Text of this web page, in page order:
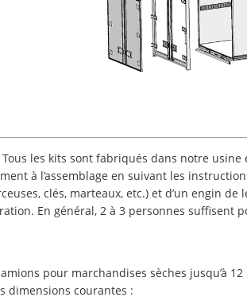
les kits sont fabriqués dans notre usine
à l’assemblage en suivant les
clés, marteaux, etc.) et d’un engin
En général, 2 à 3 personnes suffisent
pour marchandises sèches jusqu’à
dimensions courantes :